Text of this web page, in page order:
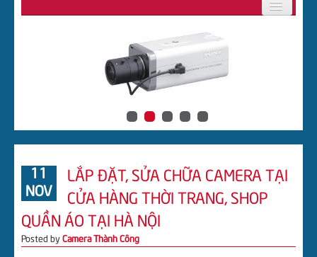
CHUÔNG CỬA CÓ HÌNH
TIN TỨC
11
NOV
LẮP ĐẶT, SỬA CHỮA CAMERA TẠI
CỬA HÀNG THỜI TRANG, SHOP
QUẦN ÁO TẠI HÀ NỘI
Posted by Camera Thành Công